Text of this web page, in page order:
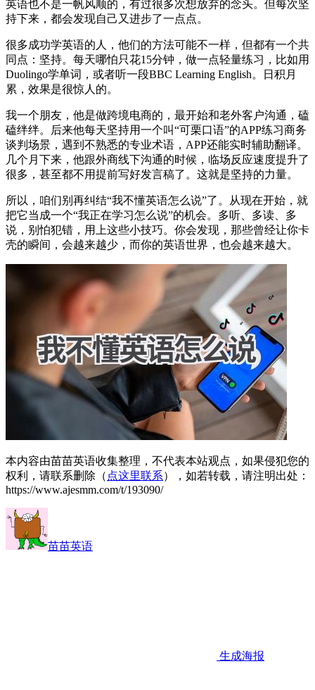
英语也不是一帆风顺的，有过很多次想放弃的念头。但每次坚
持下来，都会发现自己又进步了一点点。
很多成功学英语的人，他们的方法可能不一样，但都有一个共
同点：坚持。每天哪怕只花15分钟，做一点轻量练习，比如用
Duolingo学单词，或者听一段BBC Learning English。日积月
累，效果是很惊人的。
我一个朋友，他是做跨境电商的，最开始和老外客户沟通，磕
磕绊绊。后来他每天坚持用一个叫“可栗口语”的APP练习商务
谈判场景，遇到不熟悉的专业术语，APP还能实时辅助翻译。
几个月下来，他跟外商线下沟通的时候，临场反应速度提升了
很多，甚至都不用提前写好发言稿了。这就是坚持的力量。
所以，咱们别再纠结“我不懂英语怎么说”了。从现在开始，就
把它当成一个“我正在学习怎么说”的机会。多听、多读、多
说，别怕犯错，用上这些小技巧。你会发现，那些曾经让你卡
壳的瞬间，会越来越少，而你的英语世界，也会越来越大。
本内容由苗苗英语收集整理，不代表本站观点，如果侵犯您的
权利，请联系删除（ 点这里联系），如若转载，请注明出处：
https://www.ajesmm.com/t/193090/
苗苗英语
生成海报